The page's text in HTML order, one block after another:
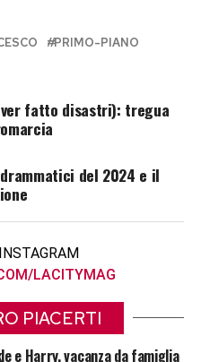
PRIMO-PIANO
fatto disastri): tregua
del 2024 e il
LACITYMAG
PIACERTI
e Harry, vacanza da famiglia